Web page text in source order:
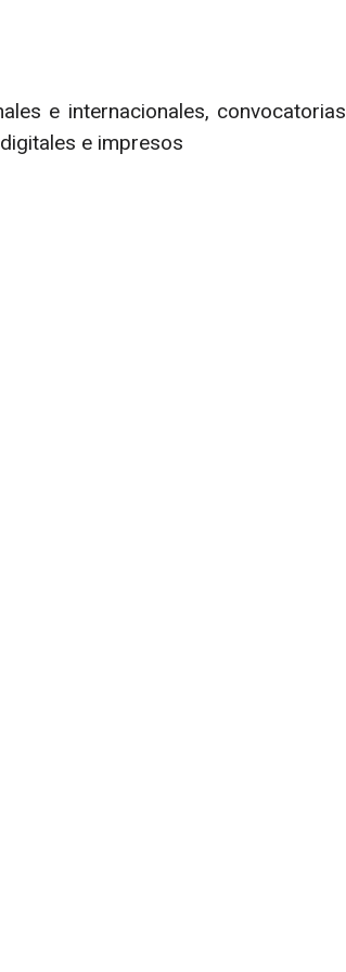
e internacionales, convocatorias
e impresos